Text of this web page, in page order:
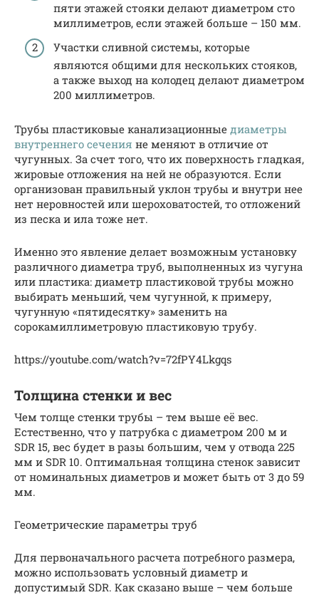
пяти этажей стояки делают диаметром сто
миллиметров, если этажей больше – 150 мм.
Участки сливной системы, которые
являются общими для нескольких стояков,
а также выход на колодец делают диаметром
200 миллиметров.
Трубы пластиковые канализационные диаметры
внутреннего сечения не меняют в отличие от
чугунных. За счет того, что их поверхность гладкая,
жировые отложения на ней не образуются. Если
организован правильный уклон трубы и внутри нее
нет неровностей или шероховатостей, то отложений
из песка и ила тоже нет.
Именно это явление делает возможным установку
различного диаметра труб, выполненных из чугуна
или пластика: диаметр пластиковой трубы можно
выбирать меньший, чем чугунной, к примеру,
чугунную «пятидесятку» заменить на
сорокамиллиметровую пластиковую трубу.
https://youtube.com/watch?v=72fPY4Lkgqs
Толщина стенки и вес
Чем толще стенки трубы – тем выше её вес.
Естественно, что у патрубка с диаметром 200 м и
SDR 15, вес будет в разы большим, чем у отвода 225
мм и SDR 10. Оптимальная толщина стенок зависит
от номинальных диаметров и может быть от 3 до 59
мм.
Геометрические параметры труб
Для первоначального расчета потребного размера,
можно использовать условный диаметр и
допустимый SDR. Как сказано выше – чем больше